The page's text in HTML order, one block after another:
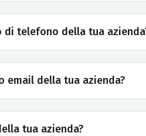
di telefono della tua
email della tua azienda?
tua azienda?